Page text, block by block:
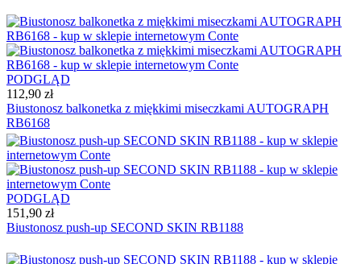
PODGLĄD
112,90 zł
Biustonosz balkonetka z miękkimi miseczkami AUTOGRAPH
RB6168
PODGLĄD
151,90 zł
Biustonosz push-up SECOND SKIN RB1188